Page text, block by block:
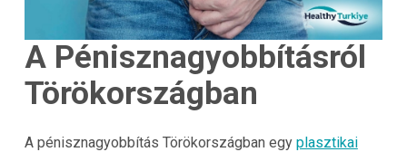
A Pénisznagyobbításról
Törökországban
A pénisznagyobbítás Törökországban egy plasztikai